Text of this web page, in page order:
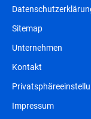
Sitemap
Unternehmen
Kontakt
Impressum